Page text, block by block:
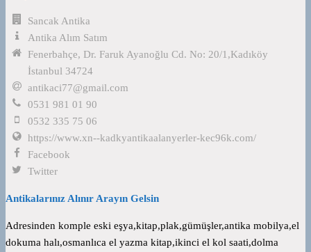
Sancak Antika
Antika Alım Satım
Fenerbahçe, Dr. Faruk Ayanoğlu Cd. No: 20/1,Kadıköy
İstanbul 34724
antikaci77@gmail.com
0531 981 01 90
0532 335 75 06
https://www.xn--kadkyantikaalanyerler-kec96k.com/
Facebook
Twitter
Antikalarınız Alınır Arayın Gelsin
Adresinden komple eski eşya,kitap,plak,gümüşler,antika mobilya,el
dokuma halı,osmanlıca el yazma kitap,ikinci el kol saati,dolma